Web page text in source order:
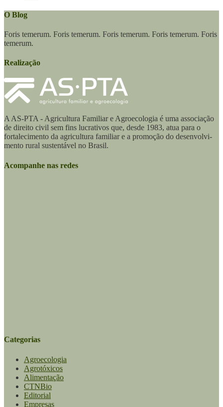
O Blog
Foris temerum. Foris temerum. Foris temerum. Foris temerum. Foris
temerum.
Realização
A AS-PTA - Agricultura Familiar e Agro­ecologia é uma associação
de direito civil sem fins lucrativos que, desde 1983, atua para o
fortalecimento da agricultura familiar e a promoção do desenvolvi­
mento rural sustentável no Brasil.
Acompanhe nas redes
Categorias
Agroecologia
Agrotóxicos
Alimentação
CTNBio
Editorial
Empresas